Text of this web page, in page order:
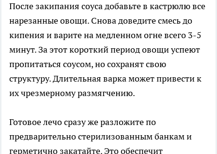
После закипания соуса добавьте в кастрюлю все
нарезанные овощи. Снова доведите смесь до
кипения и варите на медленном огне всего 3-5
минут. За этот короткий период овощи успеют
пропитаться соусом, но сохранят свою
структуру. Длительная варка может привести к
их чрезмерному размягчению.
Готовое лечо сразу же разложите по
предварительно стерилизованным банкам и
герметично закатайте. Это обеспечит